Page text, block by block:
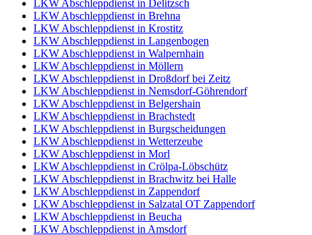
LKW Abschleppdienst in Delitzsch
LKW Abschleppdienst in Brehna
LKW Abschleppdienst in Krostitz
LKW Abschleppdienst in Langenbogen
LKW Abschleppdienst in Walpernhain
LKW Abschleppdienst in Möllern
LKW Abschleppdienst in Droßdorf bei Zeitz
LKW Abschleppdienst in Nemsdorf-Göhrendorf
LKW Abschleppdienst in Belgershain
LKW Abschleppdienst in Brachstedt
LKW Abschleppdienst in Burgscheidungen
LKW Abschleppdienst in Wetterzeube
LKW Abschleppdienst in Morl
LKW Abschleppdienst in Crölpa-Löbschütz
LKW Abschleppdienst in Brachwitz bei Halle
LKW Abschleppdienst in Zappendorf
LKW Abschleppdienst in Salzatal OT Zappendorf
LKW Abschleppdienst in Beucha
LKW Abschleppdienst in Amsdorf